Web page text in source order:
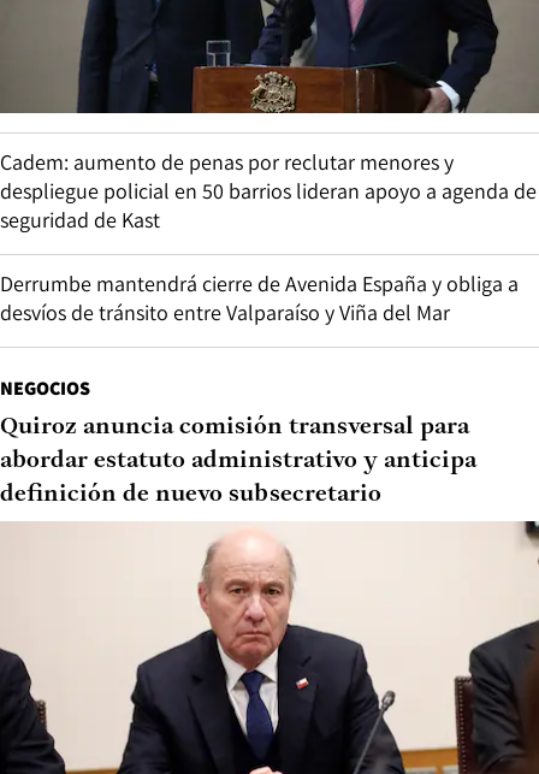
Cadem: aumento de penas por reclutar menores y
despliegue policial en 50 barrios lideran apoyo a agenda de
seguridad de Kast
Derrumbe mantendrá cierre de Avenida España y obliga a
desvíos de tránsito entre Valparaíso y Viña del Mar
NEGOCIOS
Quiroz anuncia comisión transversal para
abordar estatuto administrativo y anticipa
definición de nuevo subsecretario